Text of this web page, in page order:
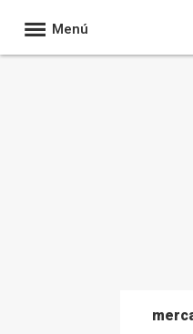
Menú